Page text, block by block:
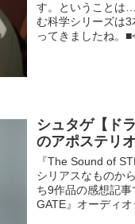
す。ということは
む科学シリーズは
ってきましたね。■
シュタゲ【ド
のアポステリ
『The Sound of
シリアスなものか
ち9作品の感想記事
GATE』オーディオ